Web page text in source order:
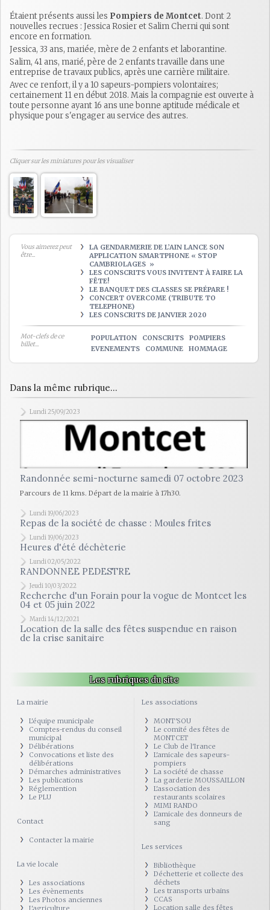
Étaient présents aussi les Pompiers de Montcet. Dont 2
nouvelles recrues : Jessica Rosier et Salim Cherni qui sont
encore en formation.
Jessica, 33 ans, mariée, mère de 2 enfants et laborantine.
Salim, 41 ans, marié, père de 2 enfants travaille dans une
entreprise de travaux publics, après une carrière militaire.
Avec ce renfort, il y a 10 sapeurs-pompiers volontaires;
certainement 11 en début 2018. Mais la compagnie est ouverte à
toute personne ayant 16 ans une bonne aptitude médicale et
physique pour s'engager au service des autres.
Cliquer sur les miniatures pour les visualiser
Vous aimerez peut
être...
LA GENDARMERIE DE L’AIN LANCE SON
APPLICATION SMARTPHONE « STOP
CAMBRIOLAGES »
LES CONSCRITS VOUS INVITENT À FAIRE LA
FÊTE!
LE BANQUET DES CLASSES SE PRÉPARE !
CONCERT OVERCOME (TRIBUTE TO
TELEPHONE)
LES CONSCRITS DE JANVIER 2020
Mot-clefs de ce
billet...
POPULATION CONSCRITS
POMPIERS
EVENEMENTS
COMMUNE HOMMAGE
Dans la même rubrique...
Lundi 25/09/2023
Randonnée semi-nocturne samedi 07 octobre 2023
Parcours de 11 kms. Départ de la mairie à 17h30.
Lundi 19/06/2023
Repas de la société de chasse : Moules frites
Lundi 19/06/2023
Heures d'été déchèterie
Lundi 02/05/2022
RANDONNEE PEDESTRE
Jeudi 10/03/2022
Recherche d'un Forain pour la vogue de Montcet les
04 et 05 juin 2022
Mardi 14/12/2021
Location de la salle des fêtes suspendue en raison
de la crise sanitaire
Les rubriques du site
La mairie
L'équipe municipale
Comptes-rendus du conseil
municipal
Délibérations
Convocations et liste des
délibérations
Démarches administratives
Les publications
Réglemention
Le PLU
Contact
Contacter la mairie
La vie locale
Les associations
Les évènements
Les Photos anciennes
L'agriculture
Les associations
MONT'SOU
Le comité des fêtes de
MONTCET
Le Club de l'Irance
L'amicale des sapeurs-
pompiers
La société de chasse
La garderie MOUSSAILLON
L'association des
restaurants scolaires
MIMI RANDO
L'amicale des donneurs de
sang
Les services
Bibliothèque
Déchetterie et collecte des
déchets
Les transports urbains
CCAS
Location salle des fêtes